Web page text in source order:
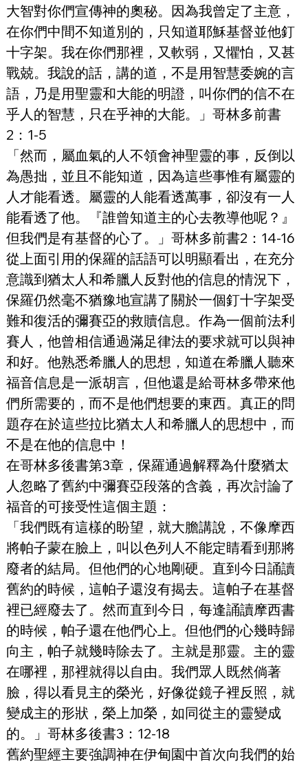
大智對你們宣傳神的奧秘。因為我曾定了主意，
在你們中間不知道別的，只知道耶穌基督並他釘
十字架。我在你們那裡，又軟弱，又懼怕，又甚
戰兢。我說的話，講的道，不是用智慧委婉的言
語，乃是用聖靈和大能的明證，叫你們的信不在
乎人的智慧，只在乎神的大能。」哥林多前書
2：1-5
「然而，屬血氣的人不領會神聖靈的事，反倒以
為愚拙，並且不能知道，因為這些事惟有屬靈的
人才能看透。屬靈的人能看透萬事，卻沒有一人
能看透了他。『誰曾知道主的心去教導他呢？』
但我們是有基督的心了。」哥林多前書2：14-16
從上面引用的保羅的話語可以明顯看出，在充分
意識到猶太人和希臘人反對他的信息的情況下，
保羅仍然毫不猶豫地宣講了關於一個釘十字架受
難和復活的彌賽亞的救贖信息。作為一個前法利
賽人，他曾相信通過滿足律法的要求就可以與神
和好。他熟悉希臘人的思想，知道在希臘人聽來
福音信息是一派胡言，但他還是給哥林多帶來他
們所需要的，而不是他們想要的東西。真正的問
題存在於這些拉比猶太人和希臘人的思想中，而
不是在他的信息中！
在哥林多後書第3章，保羅通過解釋為什麼猶太
人忽略了舊約中彌賽亞段落的含義，再次討論了
福音的可接受性這個主題：
「我們既有這樣的盼望，就大膽講說，不像摩西
將帕子蒙在臉上，叫以色列人不能定睛看到那將
廢者的結局。但他們的心地剛硬。直到今日誦讀
舊約的時候，這帕子還沒有揭去。這帕子在基督
裡已經廢去了。然而直到今日，每逢誦讀摩西書
的時候，帕子還在他們心上。但他們的心幾時歸
向主，帕子就幾時除去了。主就是那靈。主的靈
在哪裡，那裡就得以自由。我們眾人既然倘著
臉，得以看見主的榮光，好像從鏡子裡反照，就
變成主的形狀，榮上加榮，如同從主的靈變成
的。」哥林多後書3：12-18
舊約聖經主要強調神在伊甸園中首次向我們的始